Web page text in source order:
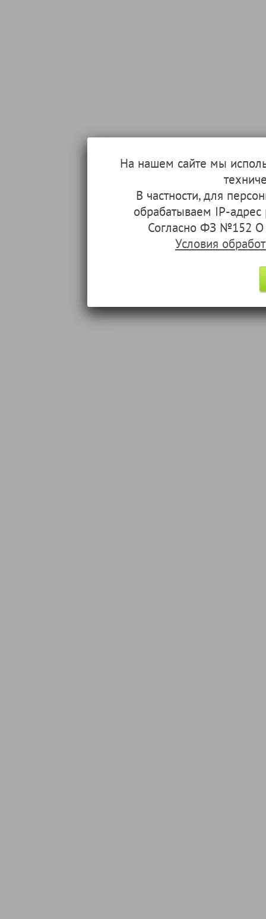
На нашем сайте мы
В частности, для
обрабатываем IP-
Согласно ФЗ №152 О
Условия